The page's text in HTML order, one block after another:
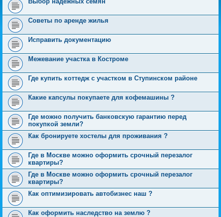
Советы по аренде жилья
Исправить документацию
Межевание участка в Костроме
Где купить коттедж с участком в Ступинском районе
Какие капсулы покупаете для кофемашины ?
Где можно получить банковскую гарантию перед
покупкой земли?
Как бронируете хостелы для проживания ?
Где в Москве можно оформить срочный перезалог
квартиры?
Где в Москве можно оформить срочный перезалог
квартиры?
Как оптимизировать автобизнес наш ?
Как оформить наследство на землю ?